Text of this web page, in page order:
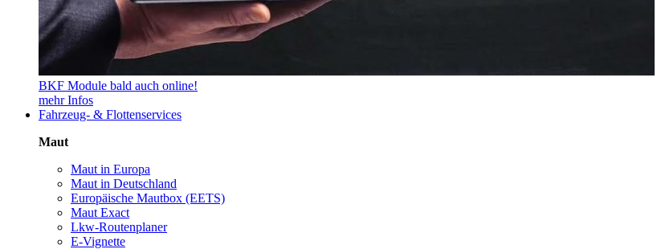
BKF Module bald auch online!
mehr Infos
Fahrzeug- & Flottenservices
Maut
Maut in Europa
Maut in Deutschland
Europäische Mautbox (EETS)
Maut Exact
Lkw-Routenplaner
E-Vignette